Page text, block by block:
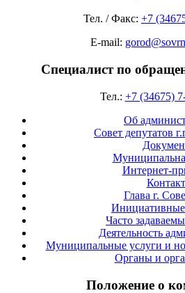
Тел. / Факс: +7
E-mail:
Специалист по
Тел.: +7 (34675)
Об
Совет депутатов
Интернет-
Глава г.
Часто
Деятельность
Муниципальные услуги и
Органы и
Положение о